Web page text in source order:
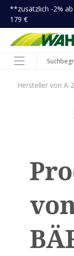
springen
**zusätzlich -2%
179 €
Hersteller von A-Z